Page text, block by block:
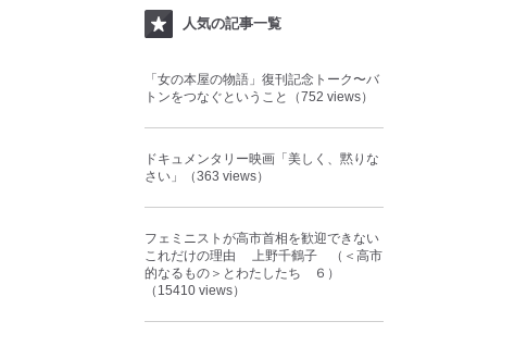
人気の記事一覧
「女の本屋の物語」復刊記念トーク〜バ
トンをつなぐということ（752 views）
ドキュメンタリー映画「美しく、黙りな
さい」（363 views）
フェミニストが高市首相を歓迎できない
これだけの理由 上野千鶴子 （＜高市
的なるもの＞とわたしたち ６）
（15410 views）